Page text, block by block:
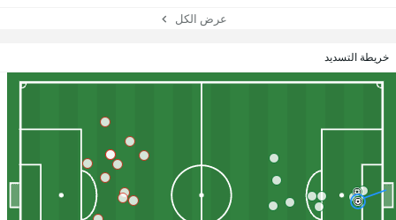
عرض الكل
خريطة التسديد